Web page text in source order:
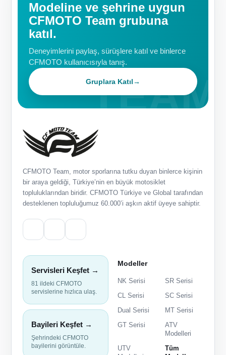
Modeline ve şehrine uygun
CFMOTO Team grubuna
katıl.
Deneyimlerini paylaş, sürüşlere katıl ve binlerce
CFMOTO kullanıcısıyla tanış.
Gruplara Katıl→
CFMOTO Team, motor sporlarına tutku duyan binlerce kişinin
bir araya geldiği, Türkiye’nin en büyük motosiklet
topluluklarından biridir. CFMOTO Türkiye ve Global tarafından
desteklenen topluluğumuz 60.000’i aşkın aktif üyeye sahiptir.
Servisleri Keşfet →
81 ildeki CFMOTO
servislerine hızlıca ulaş.
Bayileri Keşfet →
Şehrindeki CFMOTO
bayilerini görüntüle.
Modeller
NK Serisi
SR Serisi
CL Serisi
SC Serisi
Dual Serisi
MT Serisi
GT Serisi
ATV
Modelleri
UTV
Tüm